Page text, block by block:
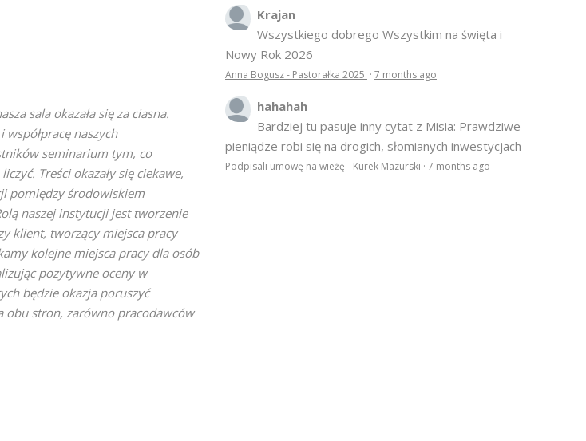
sala okazała się za ciasna.
naszych
seminarium tym, co
Treści okazały się ciekawe,
pomiędzy środowiskiem
naszej instytucji jest tworzenie
klient, tworzący miejsca pracy
kolejne miejsca pracy dla osób
pozytywne oceny w
będzie okazja poruszyć
obu stron, zarówno pracodawców
Krajan
Wszystkiego dobrego Wszystkim na święta i
Nowy Rok 2026
Anna Bogusz - Pastorałka 2025 · 7 months ago
hahahah
Bardziej tu pasuje inny cytat z Misia: Prawdziwe
pieniądze robi się na drogich, słomianych inwestycjach
Podpisali umowę na wieżę - Kurek Mazurski · 7 months ago